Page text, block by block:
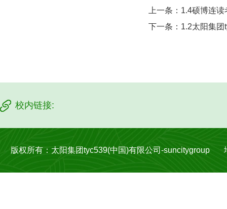
上一条： 1.4硕博连读
下一条： 1.2太阳集
校内链接:
版权所有：太阳集团tyc539(中国)有限公司-